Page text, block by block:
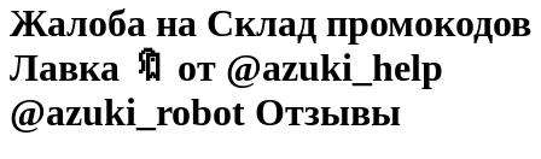
Жалоба на Склад промокодов
Лавка 🔖 от @azuki_help
@azuki_robot Отзывы